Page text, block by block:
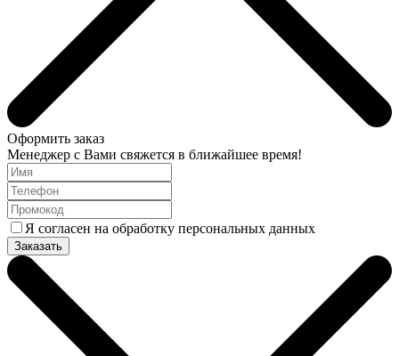
Оформить заказ
Менеджер с Вами свяжется в ближайшее время!
Я согласен на обработку персональных данных
Заказать